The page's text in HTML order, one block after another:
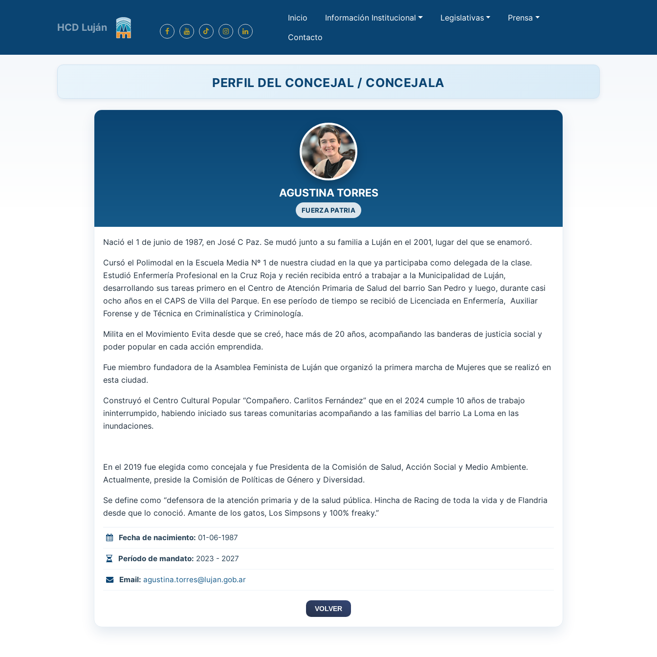
HCD Luján
Inicio Información Institucional Legislativas
Prensa
Contacto
PERFIL DEL CONCEJAL / CONCEJALA
AGUSTINA TORRES
FUERZA PATRIA
Nació el 1 de junio de 1987, en José C Paz. Se mudó junto a su familia a Luján en el 2001, lugar del que se enamoró.
Cursó el Polimodal en la Escuela Media Nº 1 de nuestra ciudad en la que ya participaba como delegada de la clase.
Estudió Enfermería Profesional en la Cruz Roja y recién recibida entró a trabajar a la Municipalidad de Luján,
desarrollando sus tareas primero en el Centro de Atención Primaria de Salud del barrio San Pedro y luego, durante casi
ocho años en el CAPS de Villa del Parque. En ese período de tiempo se recibió de Licenciada en Enfermería, Auxiliar
Forense y de Técnica en Criminalística y Criminología.
Milita en el Movimiento Evita desde que se creó, hace más de 20 años, acompañando las banderas de justicia social y
poder popular en cada acción emprendida.
Fue miembro fundadora de la Asamblea Feminista de Luján que organizó la primera marcha de Mujeres que se realizó en
esta ciudad.
Construyó el Centro Cultural Popular “Compañero. Carlitos Fernández” que en el 2024 cumple 10 años de trabajo
ininterrumpido, habiendo iniciado sus tareas comunitarias acompañando a las familias del barrio La Loma en las
inundaciones.
En el 2019 fue elegida como concejala y fue Presidenta de la Comisión de Salud, Acción Social y Medio Ambiente.
Actualmente, preside la Comisión de Políticas de Género y Diversidad.
Se define como “defensora de la atención primaria y de la salud pública. Hincha de Racing de toda la vida y de Flandria
desde que lo conoció. Amante de los gatos, Los Simpsons y 100% freaky.”
Fecha de nacimiento: 01-06-1987
Período de mandato: 2023 - 2027
Email: agustina.torres@lujan.gob.ar
VOLVER